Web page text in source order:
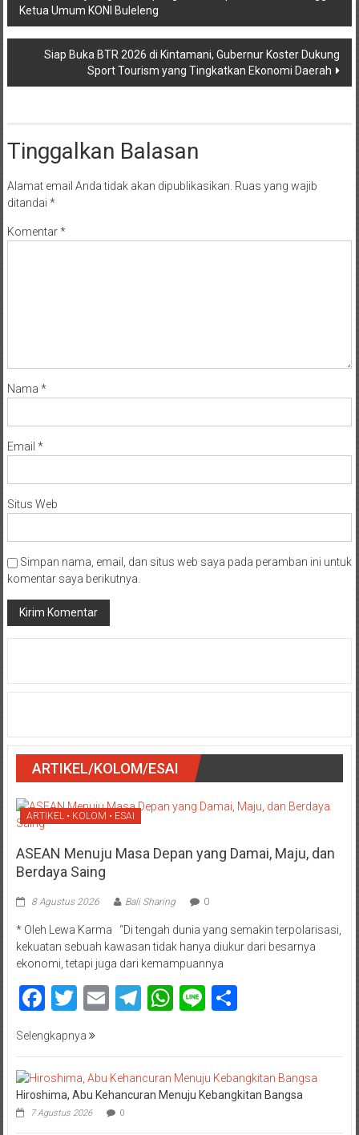
pos
Ketua Umum KONI Buleleng
Siap Buka BTR 2026 di Kintamani, Gubernur Koster Dukung
Sport Tourism yang Tingkatkan Ekonomi Daerah
Tinggalkan Balasan
Alamat email Anda tidak akan dipublikasikan. Ruas yang wajib
ditandai *
Komentar*
Nama *
Email *
Situs Web
Simpan nama, email, dan situs web saya pada peramban ini untuk
komentar saya berikutnya.
ARTIKEL/KOLOM/ESAI
ARTIKEL • KOLOM • ESAI
ASEAN Menuju Masa Depan yang Damai, Maju, dan
Berdaya Saing
8 Agustus 2026 Bali Sharing 0
* Oleh Lewa Karma “Di tengah dunia yang semakin terpolarisasi,
kekuatan sebuah kawasan tidak hanya diukur dari besarnya
ekonomi, tetapi juga dari kemampuannya
Facebook
Twitter
EmailTelegram
WhatsApp
LineShare
Selengkapnya
Hiroshima, Abu Kehancuran Menuju Kebangkitan Bangsa
7 Agustus 2026 0